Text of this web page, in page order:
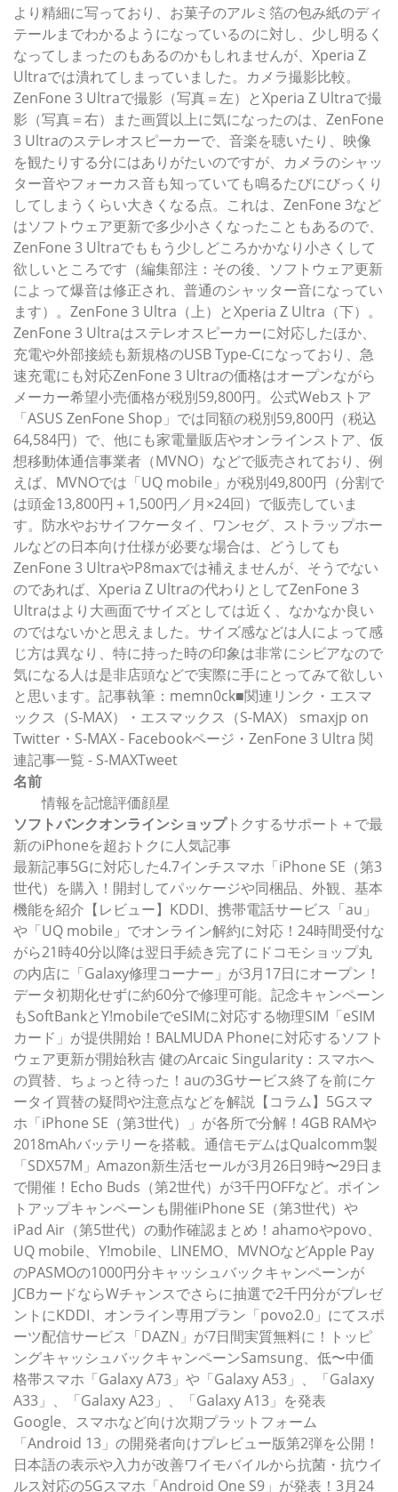
より精細に写っており、お菓子のアルミ箔の包み紙のディ
テールまでわかるようになっているのに対し、少し明るく
なってしまったのもあるのかもしれませんが、Xperia Z
Ultraでは潰れてしまっていました。カメラ撮影比較。
ZenFone 3 Ultraで撮影（写真＝左）とXperia Z Ultraで撮
影（写真＝右）また画質以上に気になったのは、ZenFone
3 Ultraのステレオスピーカーで、音楽を聴いたり、映像
を観たりする分にはありがたいのですが、カメラのシャッ
ター音やフォーカス音も知っていても鳴るたびにびっくり
してしまうくらい大きくなる点。これは、ZenFone 3など
はソフトウェア更新で多少小さくなったこともあるので、
ZenFone 3 Ultraでももう少しどころかかなり小さくして
欲しいところです（編集部注：その後、ソフトウェア更新
によって爆音は修正され、普通のシャッター音になってい
ます）。ZenFone 3 Ultra（上）とXperia Z Ultra（下）。
ZenFone 3 Ultraはステレオスピーカーに対応したほか、
充電や外部接続も新規格のUSB Type-Cになっており、急
速充電にも対応ZenFone 3 Ultraの価格はオープンながら
メーカー希望小売価格が税別59,800円。公式Webストア
「ASUS ZenFone Shop」では同額の税別59,800円（税込
64,584円）で、他にも家電量販店やオンラインストア、仮
想移動体通信事業者（MVNO）などで販売されており、例
えば、MVNOでは「UQ mobile」が税別49,800円（分割で
は頭金13,800円＋1,500円／月×24回）で販売していま
す。防水やおサイフケータイ、ワンセグ、ストラップホー
ルなどの日本向け仕様が必要な場合は、どうしても
ZenFone 3 UltraやP8maxでは補えませんが、そうでない
のであれば、Xperia Z Ultraの代わりとしてZenFone 3
Ultraはより大画面でサイズとしては近く、なかなか良い
のではないかと思えました。サイズ感などは人によって感
じ方は異なり、特に持った時の印象は非常にシビアなので
気になる人は是非店頭などで実際に手にとってみて欲しい
と思います。記事執筆：memn0ck■関連リンク・エスマ
ックス（S-MAX）・エスマックス（S-MAX） smaxjp on
Twitter・S-MAX - Facebookページ・ZenFone 3 Ultra 関
連記事一覧 - S-MAXTweet
名前
情報を記憶評価顔星
ソフトバンクオンラインショップトクするサポート＋で最
新のiPhoneを超おトクに人気記事
最新記事5Gに対応した4.7インチスマホ「iPhone SE（第3
世代）を購入！開封してパッケージや同梱品、外観、基本
機能を紹介【レビュー】KDDI、携帯電話サービス「au」
や「UQ mobile」でオンライン解約に対応！24時間受付な
がら21時40分以降は翌日手続き完了にドコモショップ丸
の内店に「Galaxy修理コーナー」が3月17日にオープン！
データ初期化せずに約60分で修理可能。記念キャンペーン
もSoftBankとY!mobileでeSIMに対応する物理SIM「eSIM
カード」が提供開始！BALMUDA Phoneに対応するソフト
ウェア更新が開始秋吉 健のArcaic Singularity：スマホへ
の買替、ちょっと待った！auの3Gサービス終了を前にケ
ータイ買替の疑問や注意点などを解説【コラム】5Gスマ
ホ「iPhone SE（第3世代）」が各所で分解！4GB RAMや
2018mAhバッテリーを搭載。通信モデムはQualcomm製
「SDX57M」Amazon新生活セールが3月26日9時〜29日ま
で開催！Echo Buds（第2世代）が3千円OFFなど。ポイン
トアップキャンペーンも開催iPhone SE（第3世代）や
iPad Air（第5世代）の動作確認まとめ！ahamoやpovo、
UQ mobile、Y!mobile、LINEMO、MVNOなどApple Pay
のPASMOの1000円分キャッシュバックキャンペーンが
JCBカードならWチャンスでさらに抽選で2千円分がプレゼ
ントにKDDI、オンライン専用プラン「povo2.0」にてスポ
ーツ配信サービス「DAZN」が7日間実質無料に！トッピ
ングキャッシュバックキャンペーンSamsung、低〜中価
格帯スマホ「Galaxy A73」や「Galaxy A53」、「Galaxy
A33」、「Galaxy A23」、「Galaxy A13」を発表
Google、スマホなど向け次期プラットフォーム
「Android 13」の開発者向けプレビュー版第2弾を公開！
日本語の表示や入力が改善ワイモバイルから抗菌・抗ウイ
ルス対応の5Gスマホ「Android One S9」が発表！3月24